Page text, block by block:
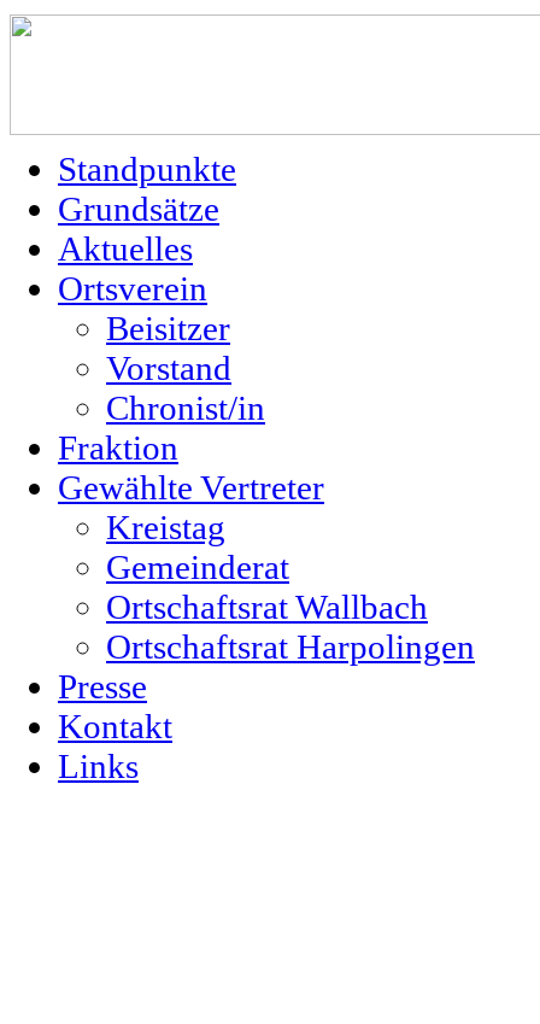
Standpunkte
Grundsätze
Aktuelles
Ortsverein
Beisitzer
Vorstand
Chronist/in
Fraktion
Gewählte Vertreter
Kreistag
Gemeinderat
Ortschaftsrat Wallbach
Ortschaftsrat Harpolingen
Presse
Kontakt
Links